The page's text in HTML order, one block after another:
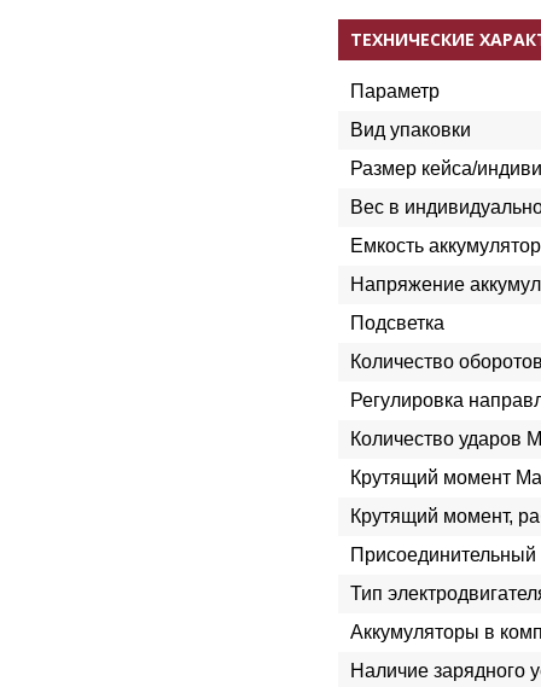
ТЕХНИЧЕСКИЕ
Параметр
Вид упаковки
Размер кейса/
Вес в
Емкость
Напряжение
Подсветка
Количество
Регулировка
Количество ударов
Крутящий момент
Крутящий момент,
Тип
Аккумуляторы в
Наличие зарядного